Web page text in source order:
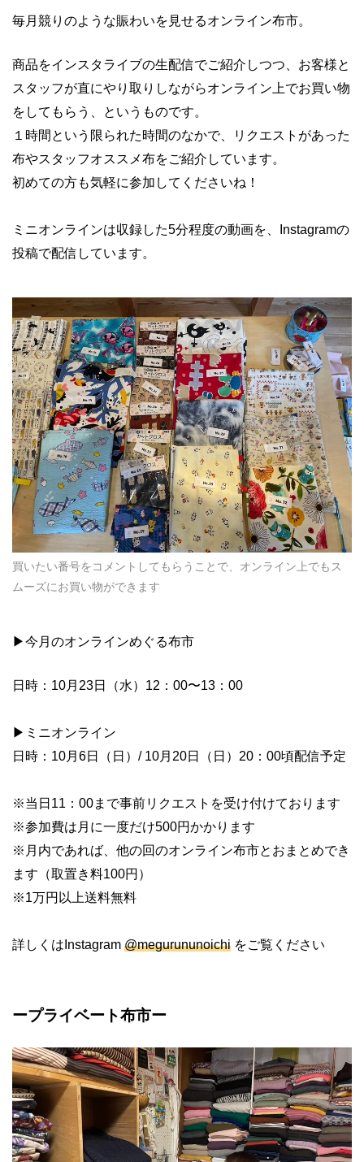
毎月競りのような賑わいを見せるオンライン布市。
商品をインスタライブの生配信でご紹介しつつ、お客様と
スタッフが直にやり取りしながらオンライン上でお買い物
をしてもらう、というものです。
１時間という限られた時間のなかで、リクエストがあった
布やスタッフオススメ布をご紹介しています。
初めての方も気軽に参加してくださいね！
ミニオンラインは収録した5分程度の動画を、Instagramの
投稿で配信しています。
買いたい番号をコメントしてもらうことで、オンライン上でもス
ムーズにお買い物ができます
▶︎今月のオンラインめぐる布市
日時：10月23日（水）12：00〜13：00
▶︎ミニオンライン
日時：10月6日（日）/ 10月20日（日）20：00頃配信予定
※当日11：00まで事前リクエストを受け付けております
※参加費は月に一度だけ500円かかります
※月内であれば、他の回のオンライン布市とおまとめでき
ます（取置き料100円）
※1万円以上送料無料
詳しくはInstagram @megurununoichi をご覧ください
ープライベート布市ー